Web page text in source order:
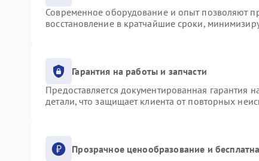
Современное оборудование и опыт позволяют
восстановление в кратчайшие сроки,
Гарантия на работы и запчасти
Предоставляется документированная
детали, что защищает клиента от повторных
Прозрачное ценообразование и